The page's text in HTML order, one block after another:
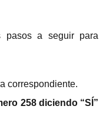
pasos a seguir para
correspondiente.
258 diciendo “SÍ”